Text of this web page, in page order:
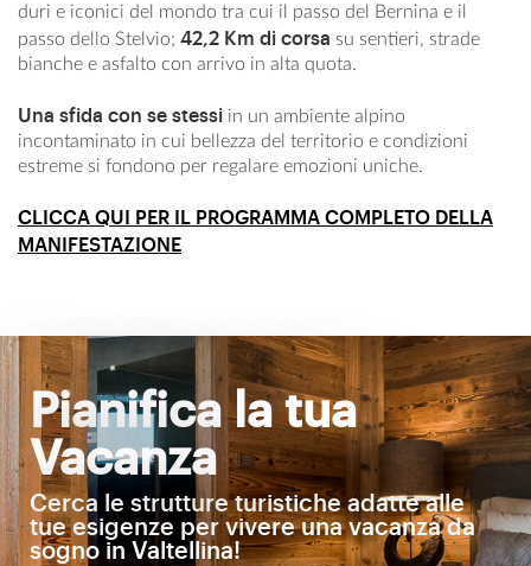
duri e iconici del mondo tra cui il passo del Bernina e il
passo dello Stelvio; 42,2 Km di corsa su sentieri, strade
bianche e asfalto con arrivo in alta quota.
Una sfida con se stessi in un ambiente alpino
incontaminato in cui bellezza del territorio e condizioni
estreme si fondono per regalare emozioni uniche.
CLICCA QUI PER IL PROGRAMMA COMPLETO DELLA
MANIFESTAZIONE
Pianifica la tua
Vacanza
Cerca le strutture turistiche adatte alle
tue esigenze per vivere una vacanza da
sogno in Valtellina!